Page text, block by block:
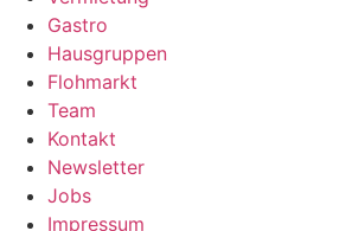
Gastro
Hausgruppen
Flohmarkt
Team
Kontakt
Newsletter
Jobs
Impressum